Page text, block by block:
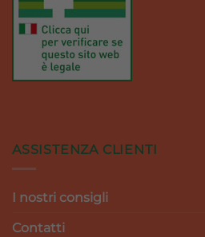
ASSISTENZA CLIENTI
I nostri consigli
Contatti